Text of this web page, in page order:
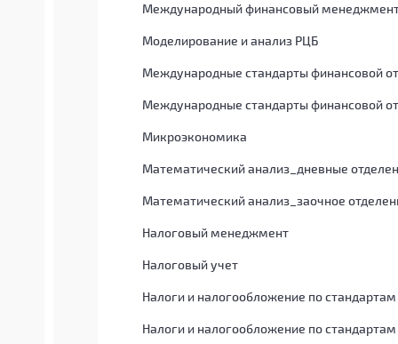
Международный финансовый
Моделирование и анализ РЦБ
Международные стандарты финансовой
Международные стандарты финансовой
Микроэкономика
Математический анализ_дневные
Математический анализ_заочное
Налоговый менеджмент
Налоговый учет
Налоги и налогообложение по
Налоги и налогообложение по